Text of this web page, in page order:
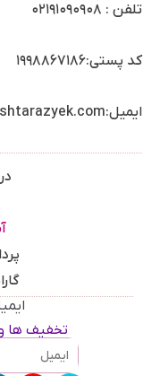
تلفن : ۰۲۱۹۱۰۹۰۹۰۸
کد پستی:۱۹۹۸۸۶۷۱۸۶
ایمیل:site@bishtarazyek.com
تخفیف ها